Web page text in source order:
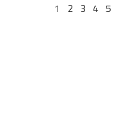
1 2 3 4 5